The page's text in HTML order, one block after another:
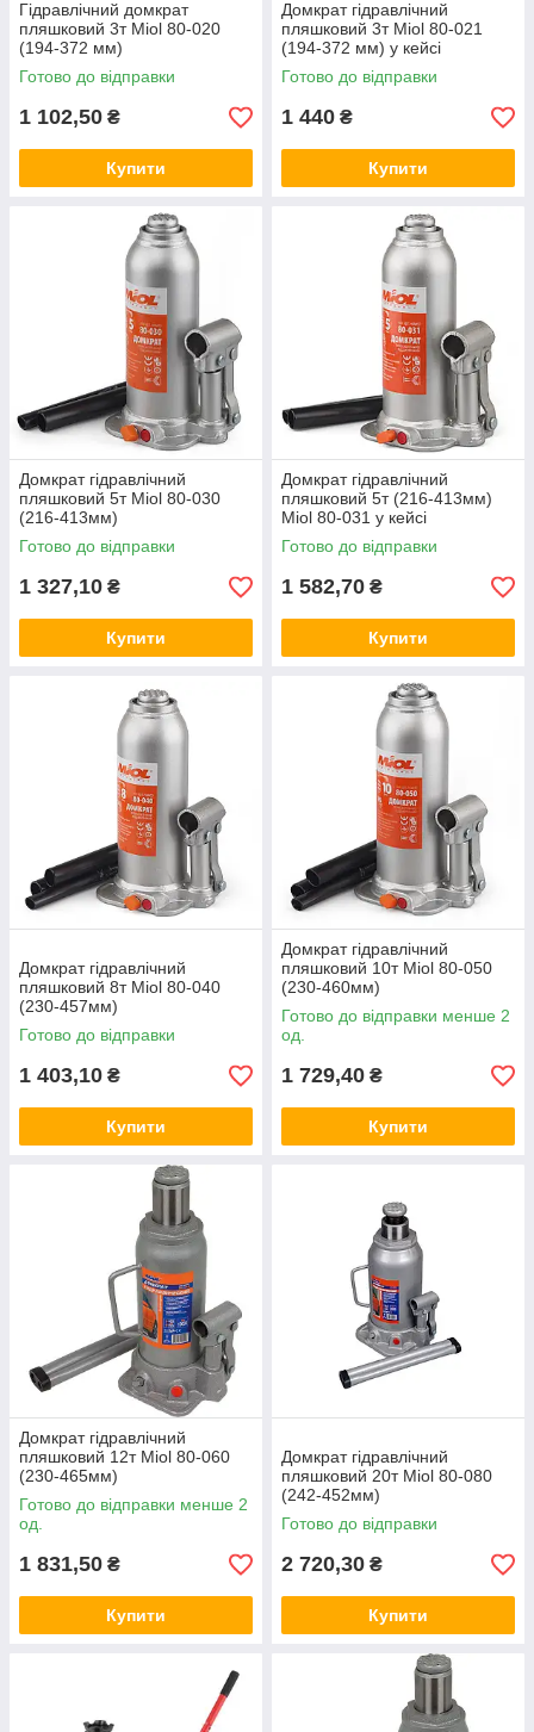
Гідравлічний домкрат
пляшковий 3т Miol 80-020
(194-372 мм)
Готово до відправки
1 102,50 ₴
Купити
Домкрат гідравлічний
пляшковий 3т Miol 80-021
(194-372 мм) у кейсі
Готово до відправки
1 440 ₴
Купити
Домкрат гідравлічний
пляшковий 5т Miol 80-030
(216-413мм)
Готово до відправки
1 327,10 ₴
Купити
Домкрат гідравлічний
пляшковий 5т (216-413мм)
Miol 80-031 у кейсі
Готово до відправки
1 582,70 ₴
Купити
Домкрат гідравлічний
пляшковий 8т Miol 80-040
(230-457мм)
Готово до відправки
1 403,10 ₴
Купити
Домкрат гідравлічний
пляшковий 10т Miol 80-050
(230-460мм)
Готово до відправки менше 2
од.
1 729,40 ₴
Купити
Домкрат гідравлічний
пляшковий 12т Miol 80-060
(230-465мм)
Готово до відправки менше 2
од.
1 831,50 ₴
Купити
Домкрат гідравлічний
пляшковий 20т Miol 80-080
(242-452мм)
Готово до відправки
2 720,30 ₴
Купити